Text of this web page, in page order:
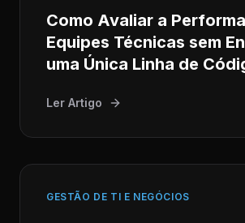
Como Avaliar a
Equipes Técnicas sem
uma Única Linha de
Ler Artigo
GESTÃO DE TI E NEGÓCIOS